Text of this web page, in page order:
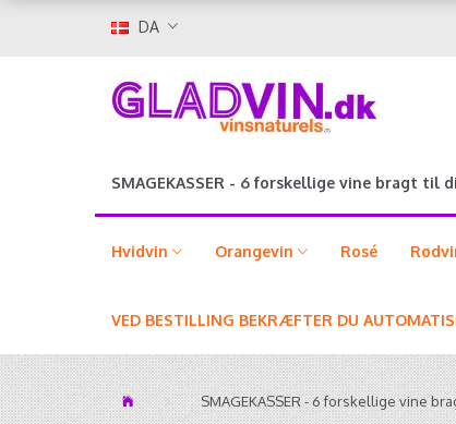
DA
SMAGEKASSER - 6 forskellige vine bragt til
Hvidvin Orangevin Rosé
VED BESTILLING BEKRÆFTER DU
SMAGEKASSER - 6 forskellige vine